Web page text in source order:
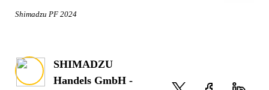
Shimadzu PF 2024
SHIMADZU
Handels GmbH -